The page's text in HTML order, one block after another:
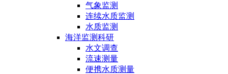
气象监测
连续水质监测
水质监测
海洋监测科研
水文调查
流速测量
便携水质测量